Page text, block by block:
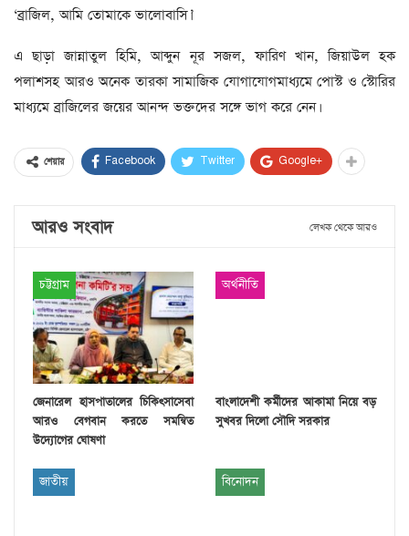
‘ব্রাজিল, আমি তোমাকে ভালোবাসি।’
এ ছাড়া জান্নাতুল হিমি, আব্দুন নূর সজল, ফারিণ খান, জিয়াউল হক
পলাশসহ আরও অনেক তারকা সামাজিক যোগাযোগমাধ্যমে পোস্ট ও স্টোরির
মাধ্যমে ব্রাজিলের জয়ের আনন্দ ভক্তদের সঙ্গে ভাগ করে নেন।
শেয়ার Facebook Twitter Google+
আরও সংবাদ লেখক থেকে আরও
চট্টগ্রাম
জেনারেল হাসপাতালের চিকিৎসাসেবা
আরও বেগবান করতে সমন্বিত
উদ্যোগের ঘোষণা
অর্থনীতি
বাংলাদেশী কর্মীদের আকামা নিয়ে বড়
সুখবর দিলো সৌদি সরকার
জাতীয় বিনোদন